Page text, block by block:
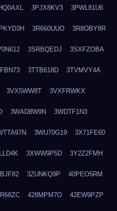
3PJX8KV3 3PWL81U6
3R660UUO 3R8OBY8R
3SRBQEDJ 3SXFZOBA
3TTB618D 3TVMVY4A
3VX5WW8T 3VXFRWKX
3WAD8W9N 3WDTF1N3
3WU70G19 3X71FE60
3XWW9P5D 3Y2Z2FMH
3ZUNKQ9P 40PEO5RM
428MPM7O 42EW9PZP